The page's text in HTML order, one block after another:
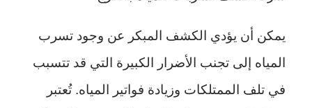
يمكن أن يؤدي الكشف المبكر عن وجود تسرب
المياه إلى تجنب الأضرار الكبيرة التي قد تتسبب
في تلف الممتلكات وزيادة فواتير المياه. تُعتبر